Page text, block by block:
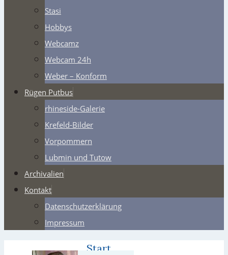
Stasi
Hobbys
Webcamz
Webcam 24h
Weber – Konform
Rügen Putbus
rhineside-Galerie
Krefeld-Bilder
Vorpommern
Lubmin und Tutow
Archivalien
Kontakt
Datenschutzerklärung
Impressum
Start